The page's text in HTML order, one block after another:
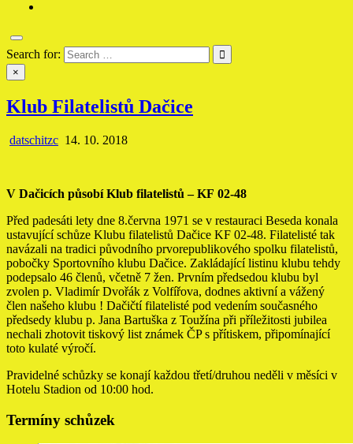
Search for:
×
Klub Filatelistů Dačice
datschitzc 14. 10. 2018
V Dačicích působí Klub filatelistů – KF 02-48
Před padesáti lety dne 8.června 1971 se v restauraci Beseda konala
ustavující schůze Klubu filatelistů Dačice KF 02-48. Filatelisté tak
navázali na tradici původního prvorepublikového spolku filatelistů,
pobočky Sportovního klubu Dačice. Zakládající listinu klubu tehdy
podepsalo 46 členů, včetně 7 žen. Prvním předsedou klubu byl
zvolen p. Vladimír Dvořák z Volfířova, dodnes aktivní a vážený
člen našeho klubu ! Dačičtí filatelisté pod vedením současného
předsedy klubu p. Jana Bartuška z Toužína při příležitosti jubilea
nechali zhotovit tiskový list známek ČP s přítiskem, připomínající
toto kulaté výročí.
Pravidelné schůzky se konají každou třetí/druhou neděli v měsíci v
Hotelu Stadion od 10:00 hod.
Termíny schůzek